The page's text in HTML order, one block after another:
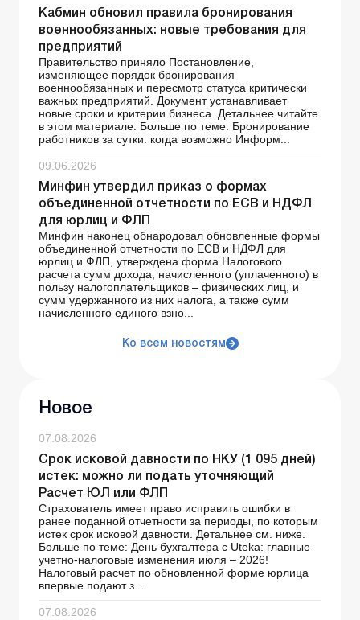
Кабмин обновил правила бронирования
военнообязанных: новые требования для
предприятий
Правительство приняло Постановление,
изменяющее порядок бронирования
военнообязанных и пересмотр статуса критически
важных предприятий. Документ устанавливает
новые сроки и критерии бизнеса. Детальнее читайте
в этом материале. Больше по теме: Бронирование
работников за сутки: когда возможно Информ...
09.06.2026
Минфин утвердил приказ о формах
объединенной отчетности по ЕСВ и НДФЛ
для юрлиц и ФЛП
Минфин наконец обнародовал обновленные формы
объединенной отчетности по ЕСВ и НДФЛ для
юрлиц и ФЛП, утверждена форма Налогового
расчета сумм дохода, начисленного (уплаченного) в
пользу налогоплательщиков – физических лиц, и
сумм удержанного из них налога, а также сумм
начисленного единого взно...
Ко всем новостям
Новое
07.08.2026
Срок исковой давности по НКУ (1 095 дней)
истек: можно ли подать уточняющий
Расчет ЮЛ или ФЛП
Страхователь имеет право исправить ошибки в
ранее поданной отчетности за периоды, по которым
истек срок исковой давности. Детальнее см. ниже.
Больше по теме: День бухгалтера с Uteka: главные
учетно-налоговые изменения июля – 2026!
Налоговый расчет по обновленной форме юрлица
впервые подают з...
07.08.2026